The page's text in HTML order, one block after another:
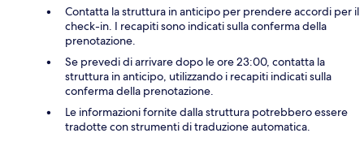
Contatta la struttura in anticipo per prendere accordi per il
check-in. I recapiti sono indicati sulla conferma della
prenotazione.
Se prevedi di arrivare dopo le ore 23:00, contatta la
struttura in anticipo, utilizzando i recapiti indicati sulla
conferma della prenotazione.
Le informazioni fornite dalla struttura potrebbero essere
tradotte con strumenti di traduzione automatica.